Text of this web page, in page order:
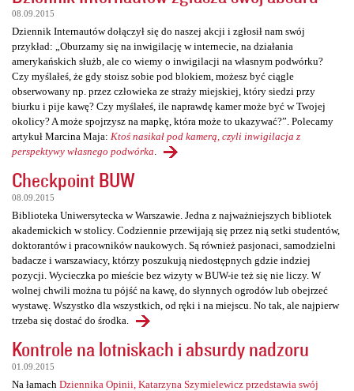
08.09.2015
Dziennik Internautów dołączył się do naszej akcji i zgłosił nam swój
przykład: „Oburzamy się na inwigilację w internecie, na działania
amerykańskich służb, ale co wiemy o inwigilacji na własnym podwórku?
Czy myślałeś, że gdy stoisz sobie pod blokiem, możesz być ciągle
obserwowany np. przez człowieka ze straży miejskiej, który siedzi przy
biurku i pije kawę? Czy myślałeś, ile naprawdę kamer może być w Twojej
okolicy? A może spojrzysz na mapkę, która może to ukazywać?”. Polecamy
artykuł Marcina Maja: Ktoś nasikał pod kamerą, czyli inwigilacja z
perspektywy własnego podwórka
Checkpoint BUW
08.09.2015
Biblioteka Uniwersytecka w Warszawie. Jedna z najważniejszych bibliotek
akademickich w stolicy. Codziennie przewijają się przez nią setki studentów,
doktorantów i pracowników naukowych. Są również pasjonaci, samodzielni
badacze i warszawiacy, którzy poszukują niedostępnych gdzie indziej
pozycji. Wycieczka po mieście bez wizyty w BUW-ie też się nie liczy. W
wolnej chwili można tu pójść na kawę, do słynnych ogrodów lub obejrzeć
wystawę. Wszystko dla wszystkich, od ręki i na miejscu. No tak, ale najpierw
trzeba się dostać do środka.
Kontrole na lotniskach i absurdy nadzoru
01.09.2015
Na łamach Dziennika Opinii, Katarzyna Szymielewicz przedstawia swój